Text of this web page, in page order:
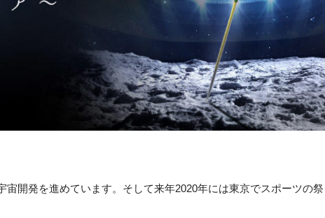
宙開発を進めています。そして来年2020年には東京でスポーツの祭